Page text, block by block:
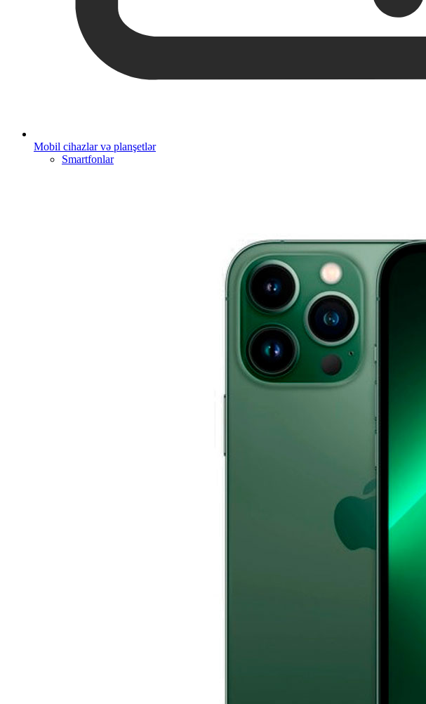
Mobil cihazlar və planşetlər
Smartfonlar